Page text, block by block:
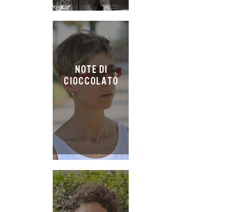
NOTE DI
CIOCCOLATO